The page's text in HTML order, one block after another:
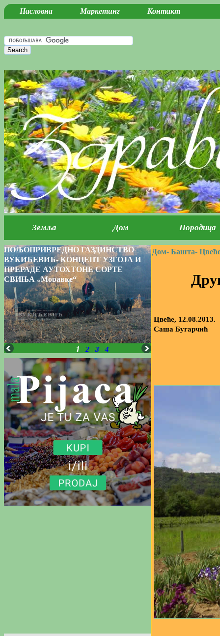
Насловна Маркетинг Контакт
ПОЉОПРИВРЕДНО ГАЗДИНСТВО
ВУКИЋЕВИЋ- КОНЦЕПТ УЗГОЈА И
ПРЕРАДЕ АУТОХТОНЕ СОРТЕ
СВИЊА „Моравке“
1 2 3 4
Дом- Башта-
Цвеће, 12.08.2013.
Саша Бугарчић
Земља Дом Породица